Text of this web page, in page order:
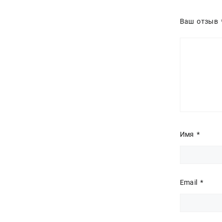
Ваш отзыв
Имя*
Email *